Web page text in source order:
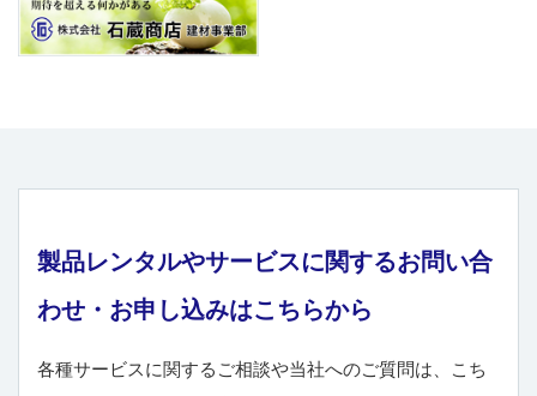
製品レンタルやサービスに関するお問い合
わせ・お申し込みはこちらから
各種サービスに関するご相談や当社へのご質問は、こち